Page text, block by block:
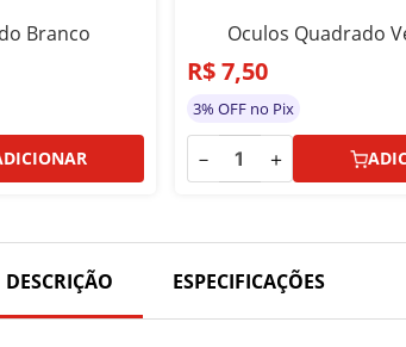
Branco Oculos Quadrado
R$7,50
3% OFF no Pix
－ ＋
DESCRIÇÃO ESPECIFICAÇÕES